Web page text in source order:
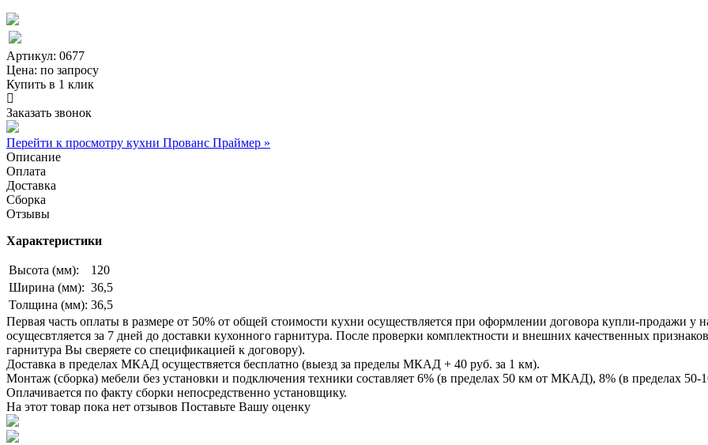
Артикул: 0677
Цена: по запросу
Купить в 1 клик
Заказать звонок
Перейти к просмотру кухни Прованс Праймер »
Описание
Оплата
Доставка
Сборка
Отзывы
Характеристики
Высота (мм):
120
Ширина (мм): 36,5
Толщина (мм): 36,5
Первая часть оплаты в размере от 50% от общей стоимости кухни осуществляется при оформлении договора купли-продажи у
осущесвтляется за 7 дней до доставки кухонного гарнитура. После проверки комплектности и внешних качественных
гарнитура Вы сверяете со спецификацией к договору).
Доставка в пределах МКАД осуществяется бесплатно (выезд за пределы МКАД + 40 руб. за 1 км).
Монтаж (сборка) мебели без установки и подключения техники составляет 6% (в пределах 50 км от МКАД), 8% (в пределах
Оплачивается по факту сборки непосредственно установщику.
На этот товар пока нет отзывов Поставьте Вашу оценку